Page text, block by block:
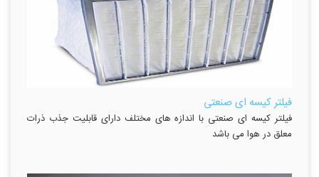
فیلتر کیسه ای صنعتی
فیلتر کیسه ای صنعتی با اندازه های مختلف دارای قابلیت جذب ذرات
معلق در هوا می باشد